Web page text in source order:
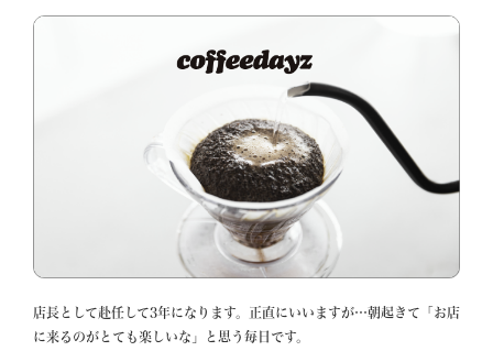
店長として赴任して3年になります。正直にいいますが…朝起きて「お店
に来るのがとても楽しいな」と思う毎日です。